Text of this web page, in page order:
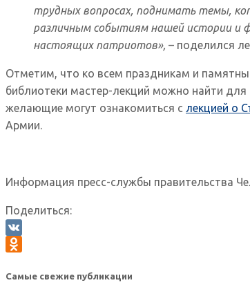
трудных вопросах, поднимать темы,
различным событиям нашей истории и
настоящих патриотов», – поделился
Отметим, что ко всем праздникам и
библиотеки мастер-лекций можно найти
желающие могут ознакомиться с лекцией о
Армии.
Информация пресс-службы правительства
Поделиться:
VK
Самые свежие публикации